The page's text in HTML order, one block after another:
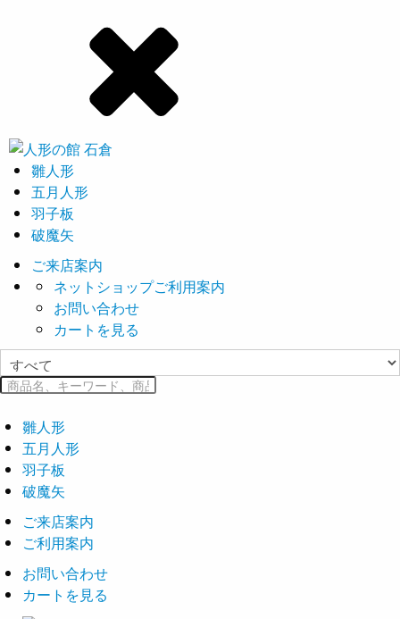
雛人形
五月人形
羽子板
破魔矢
ご来店案内
ネットショップご利用案内
お問い合わせ
カートを見る
雛人形
五月人形
羽子板
破魔矢
ご来店案内
ご利用案内
お問い合わせ
カートを見る